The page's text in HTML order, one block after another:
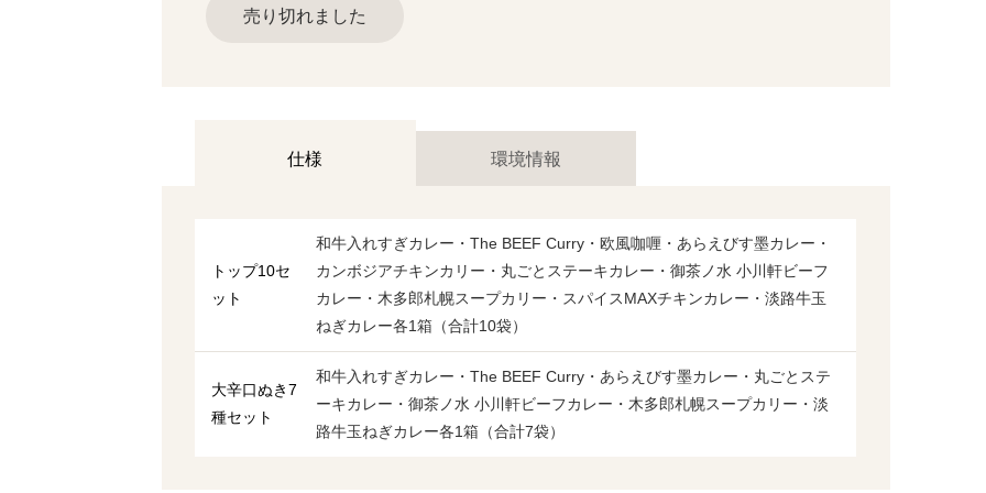
売り切れました
仕様 環境情報
トップ10セ
ット
和牛入れすぎカレー・The BEEF Curry・欧風咖喱・あらえびす墨カレー・
カンボジアチキンカリー・丸ごとステーキカレー・御茶ノ水 小川軒ビーフ
カレー・木多郎札幌スープカリー・スパイスMAXチキンカレー・淡路牛玉
ねぎカレー各1箱（合計10袋）
大辛口ぬき7
種セット
和牛入れすぎカレー・The BEEF Curry・あらえびす墨カレー・丸ごとステ
ーキカレー・御茶ノ水 小川軒ビーフカレー・木多郎札幌スープカリー・淡
路牛玉ねぎカレー各1箱（合計7袋）